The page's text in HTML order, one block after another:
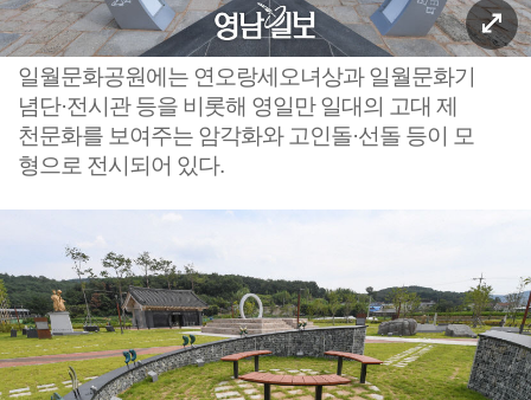
일월문화공원에는 연오랑세오녀상과 일월문화기
념단·전시관 등을 비롯해 영일만 일대의 고대 제
천문화를 보여주는 암각화와 고인돌·선돌 등이 모
형으로 전시되어 있다.